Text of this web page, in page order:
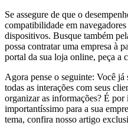
Se assegure de que o
compatibilidade em
dispositivos. Busque também
possa contratar uma empresa à
portal da sua loja online, peça a
Agora pense o seguinte: Você
todas as interações com seus
organizar as informações? É
importantíssimo para a sua
tema, confira nosso artigo